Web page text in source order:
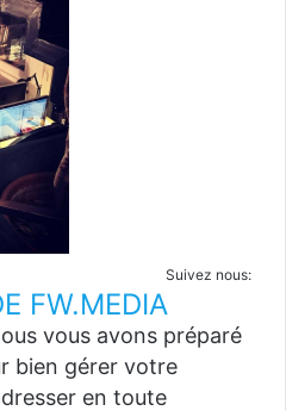
Suivez nous:
FW.MEDIA
vous avons préparé
bien gérer votre
en toute